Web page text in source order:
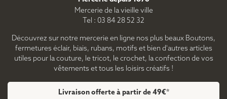
Mercerie de la vieille ville
Tel : 03 84 28 52 32
Découvrez sur notre mercerie en ligne nos plus beaux Boutons,
fermetures éclair, biais, rubans, motifs et bien d'autres articles
utiles pour la couture, le tricot, le crochet, la confection de vos
vêtements et tous les loisirs créatifs !
Livraison offerte à partir de 49€*